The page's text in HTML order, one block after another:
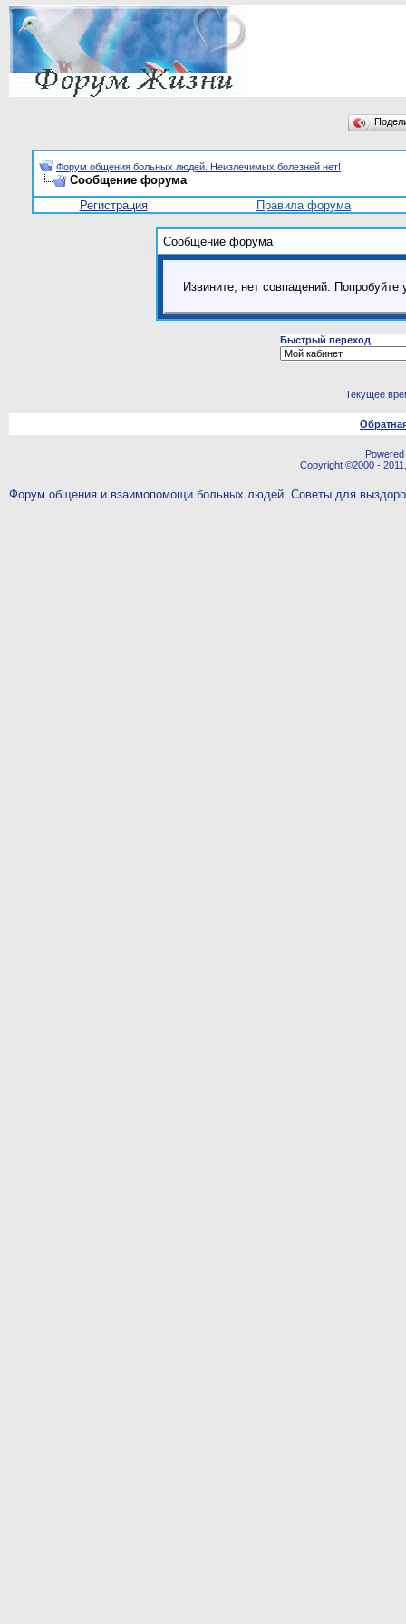
Форум общения больных людей. Неизлечимых болезней нет!
Сообщение форума
Регистрация
Правила форума
Сообщение форума
Извините, нет совпадений.
Быстрый переход
Текущее
Copyright ©2000 -
Форум общения и взаимопомощи больных людей. Советы для